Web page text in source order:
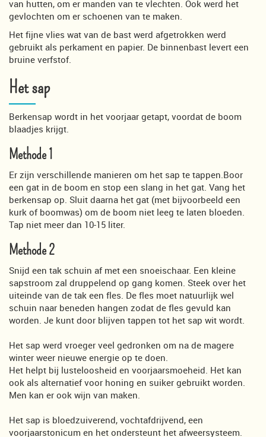
van hutten, om er manden van te vlechten. Ook werd het
gevlochten om er schoenen van te maken.
Het fijne vlies wat van de bast werd afgetrokken werd
gebruikt als perkament en papier. De binnenbast levert een
bruine verfstof.
Het sap
Berkensap wordt in het voorjaar getapt, voordat de boom
blaadjes krijgt.
Methode 1
Er zijn verschillende manieren om het sap te tappen.Boor
een gat in de boom en stop een slang in het gat. Vang het
berkensap op. Sluit daarna het gat (met bijvoorbeeld een
kurk of boomwas) om de boom niet leeg te laten bloeden.
Tap niet meer dan 10-15 liter.
Methode 2
Snijd een tak schuin af met een snoeischaar. Een kleine
sapstroom zal druppelend op gang komen. Steek over het
uiteinde van de tak een fles. De fles moet natuurlijk wel
schuin naar beneden hangen zodat de fles gevuld kan
worden. Je kunt door blijven tappen tot het sap wit wordt.
Het sap werd vroeger veel gedronken om na de magere
winter weer nieuwe energie op te doen.
Het helpt bij lusteloosheid en voorjaarsmoeheid. Het kan
ook als alternatief voor honing en suiker gebruikt worden.
Men kan er ook wijn van maken.
Het sap is bloedzuiverend, vochtafdrijvend, een
voorjaarstonicum en het ondersteunt het afweersysteem.